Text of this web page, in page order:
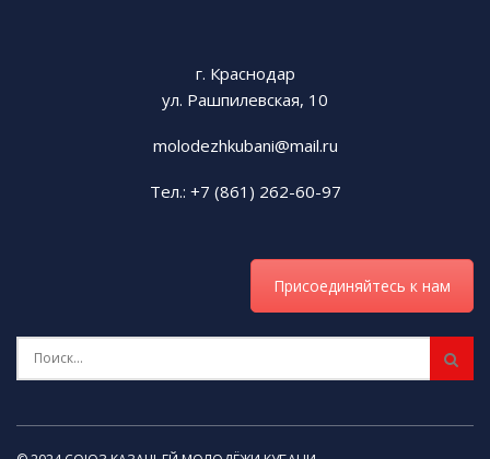
г. Краснодар
ул. Рашпилевская, 10
molodezhkubani@mail.ru
Тел.: +7 (861) 262-60-97
Присоединяйтесь к нам